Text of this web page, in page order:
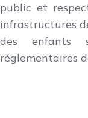
public et
infrastructures
des enfants
réglementaires